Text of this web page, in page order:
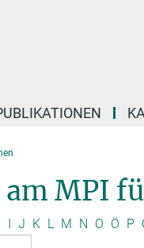
am MPI
I J K L M N O Ö P